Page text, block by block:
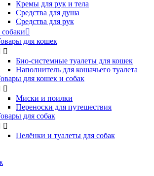
Кремы для рук и тела
Средства для душа
Средства для рук

для кошек

Био-системные туалеты для кошек
Наполнитель для кошачьего туалета
для кошек и собак

Миски и поилки
Переноски для путешествия
для собак

Пелёнки и туалеты для собак